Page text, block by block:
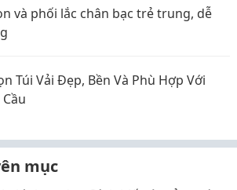
và phối lắc chân bạc trẻ trung, dễ
Túi Vải Đẹp, Bền Và Phù Hợp Với
mục